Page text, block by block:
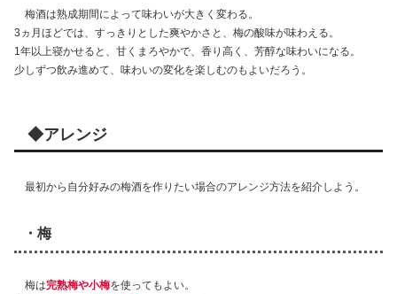
梅酒は熟成期間によって味わいが大きく変わる。
3ヵ月ほどでは、すっきりとした爽やかさと、梅の酸味が味わえる。
1年以上寝かせると、甘くまろやかで、香り高く、芳醇な味わいになる。
少しずつ飲み進めて、味わいの変化を楽しむのもよいだろう。
◆アレンジ
最初から自分好みの梅酒を作りたい場合のアレンジ方法を紹介しよう。
・梅
梅は完熟梅や小梅を使ってもよい。